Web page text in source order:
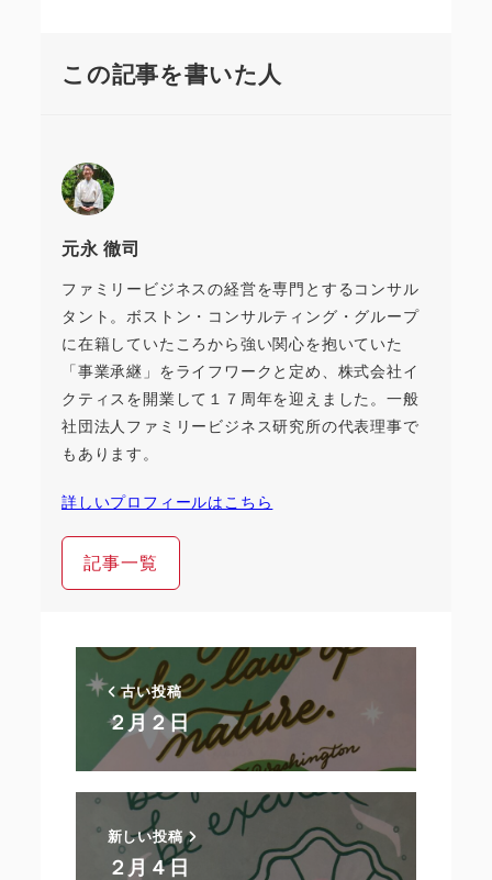
この記事を書いた人
元永 徹司
ファミリービジネスの経営を専門とするコンサル
タント。ボストン・コンサルティング・グループ
に在籍していたころから強い関心を抱いていた
「事業承継」をライフワークと定め、株式会社イ
クティスを開業して１７周年を迎えました。一般
社団法人ファミリービジネス研究所の代表理事で
もあります。
詳しいプロフィールはこちら
記事一覧
古い投稿
２月２日
新しい投稿
２月４日